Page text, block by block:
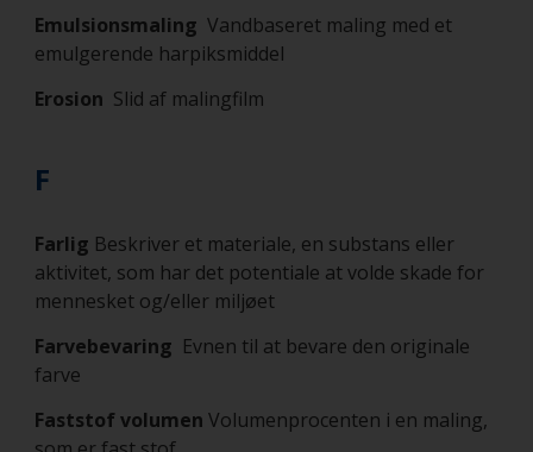
Emulsionsmaling Vandbaseret maling med et
emulgerende harpiksmiddel
Erosion Slid af malingfilm
F
Farlig Beskriver et materiale, en substans eller
aktivitet, som har det potentiale at volde skade for
mennesket og/eller miljøet
Farvebevaring Evnen til at bevare den originale
farve
Faststof volumen Volumenprocenten i en maling,